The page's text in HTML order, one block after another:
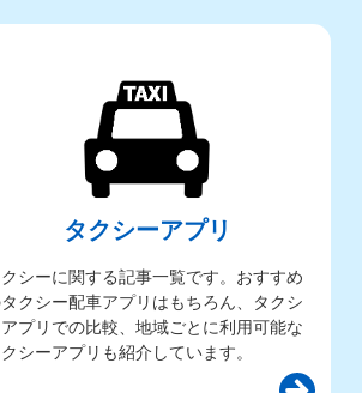
タクシーアプリ
クシーに関する記事一覧です。おすすめ
クシー配車アプリはもちろん、タクシ
プリでの比較、地域ごとに利用可能な
シーアプリも紹介しています。